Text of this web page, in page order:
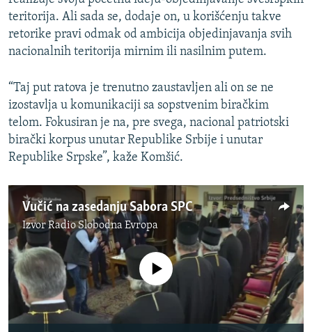
teritorija. Ali sada se, dodaje on, u korišćenju takve
retorike pravi odmak od ambicija objedinjavanja svih
nacionalnih teritorija mirnim ili nasilnim putem.
“Taj put ratova je trenutno zaustavljen ali on se ne
izostavlja u komunikaciji sa sopstvenim biračkim
telom. Fokusiran je na, pre svega, nacional patriotski
birački korpus unutar Republike Srbije i unutar
Republike Srpske”, kaže Komšić.
Vučić na zasedanju Sabora SPC
IzvorRadio Slobodna Evropa
No media source currently available